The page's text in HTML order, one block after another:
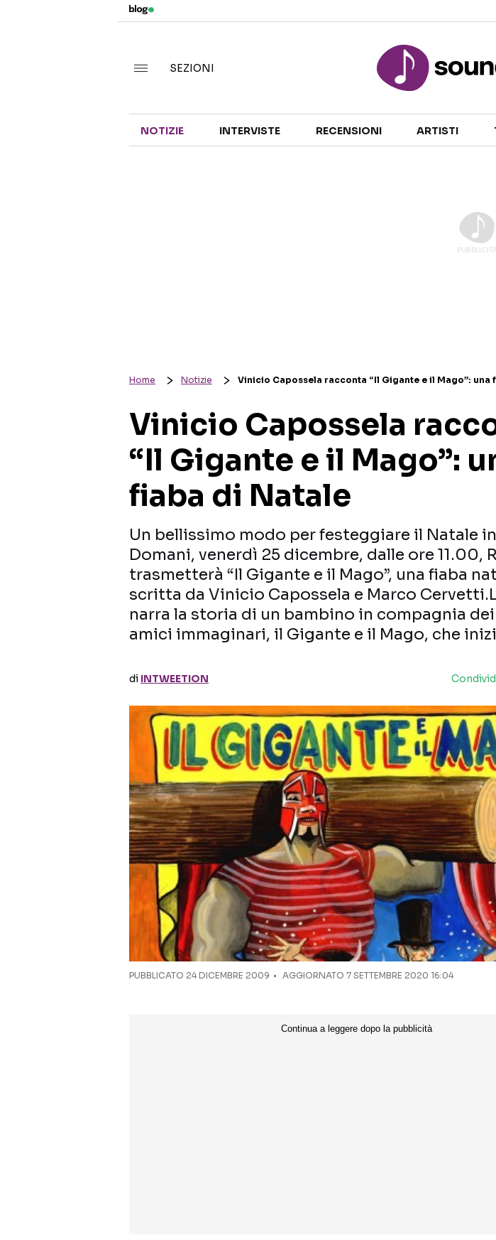
SEZIONI
NOTIZIE INTERVISTE RECENSIONI ARTISTI
Home Notizie Vinicio Capossela racconta “Il Gigante e il Mago”: una
Vinicio Capossela
“Il Gigante e il Mago”:
fiaba di Natale
Un bellissimo modo per festeggiare il Natale
Domani, venerdì 25 dicembre, dalle ore 11.00,
trasmetterà “Il Gigante e il Mago”, una fiaba
scritta da Vinicio Capossela e Marco
narra la storia di un bambino in compagnia
amici immaginari, il Gigante e il Mago, che
di INTWEETION
PUBBLICATO 24 DICEMBRE 2009 AGGIORNATO 7 SETTEMBRE 2020 16:04